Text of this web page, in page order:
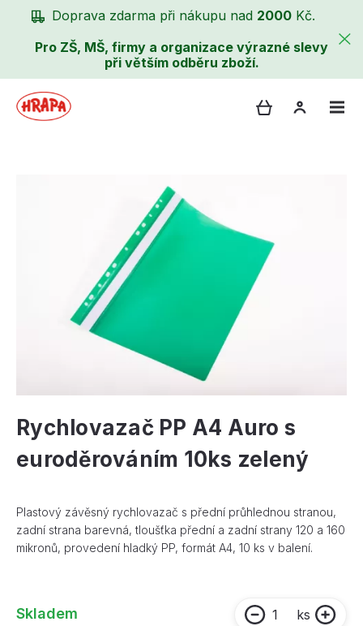
Doprava zdarma při nákupu nad 2000 Kč.
Pro ZŠ, MŠ, firmy a organizace výrazné slevy
při větším odběru zboží.
Rychlovazač PP A4 Auro s
euroděrováním 10ks zelený
Plastový závěsný rychlovazač s přední průhlednou stranou,
zadní strana barevná, tloušťka přední a zadní strany 120 a 160
mikronů, provedení hladký PP, formát A4, 10 ks v balení.
Skladem
ks